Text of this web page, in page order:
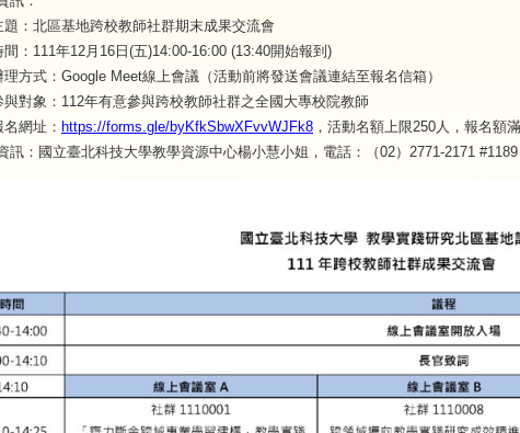
題：北區基地跨校教師社群期末成果交流會
間：111年12月16日(五)14:00-16:00 (13:40開始報到)
理方式：Google Meet線上會議（活動前將發送會議連結至報名信箱）
與對象：112年有意參與跨校教師社群之全國大專校院教師
網址： https://forms.gle/byKfkSbwXFvvWJFk8 ，活動名額上限250人，報名額滿
訊：國立臺北科技大學教學資源中心楊小慧小姐，電話：（02）2771-2171